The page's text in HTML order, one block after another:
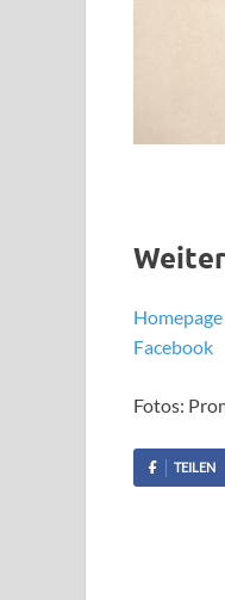
Homepage
Facebook
Fotos:
TEILEN